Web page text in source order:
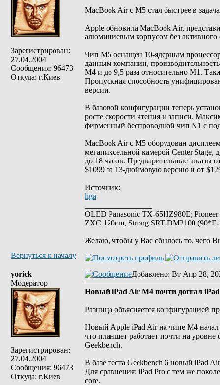
Зарегистрирован:
27.04.2004
Сообщения: 96473
Откуда: г.Киев
MacBook Air с M5 стал быстрее в
Apple обновила MacBook Air,
алюминиевым корпусом без
Чип M5 оснащен 10-ядерным
данным компании,
M4 и до 9,5 раза относительно M1.
Пропускная способность
версии.
В базовой конфигурации теперь
росте скорости чтения и записи.
фирменный беспроводной чип N1 с
MacBook Air с M5 оборудован
мегапиксельной камерой Center Stage,
до 18 часов. Предварительные заказы
$1099 за 13-дюймовую версию и от
Источник:
liga
OLED Panasonic TX-65HZ980E;
ZXC 120cm, Strong SRT-DM2100
Желаю, чтобы у Вас сбылось то, чего
Вернуться к началу
yorick
Модератор
Зарегистрирован:
27.04.2004
Сообщения: 96473
Откуда: г.Киев
Добавлено: Вт Апр 28,
Новый iPad Air M4 почти догнал iPad
Разница объясняется конфигурацией
Новый Apple iPad Air на чипе M4 начал
что планшет работает почти на уровне
Geekbench.
В базе теста Geekbench 6 новый iPad
Для сравнения: iPad Pro с тем же
core.